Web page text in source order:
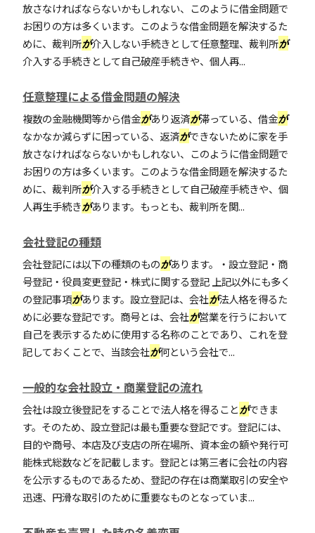
放さなければならないかもしれない、このように借金問題で
お困りの方は多くいます。このような借金問題を解決するた
めに、裁判所が介入しない手続きとして任意整理、裁判所が
介入する手続きとして自己破産手続きや、個人再...
任意整理による借金問題の解決
複数の金融機関等から借金があり返済が滞っている、借金が
なかなか減らずに困っている、返済ができないために家を手
放さなければならないかもしれない、このように借金問題で
お困りの方は多くいます。このような借金問題を解決するた
めに、裁判所が介入する手続きとして自己破産手続きや、個
人再生手続きがあります。もっとも、裁判所を関...
会社登記の種類
会社登記には以下の種類のものがあります。・設立登記・商
号登記・役員変更登記・株式に関する登記 上記以外にも多く
の登記事項があります。設立登記は、会社が法人格を得るた
めに必要な登記です。商号とは、会社が営業を行うにおいて
自己を表示するために使用する名称のことであり、これを登
記しておくことで、当該会社が何という会社で...
一般的な会社設立・商業登記の流れ
会社は設立後登記をすることで法人格を得ることができま
す。そのため、設立登記は最も重要な登記です。登記には、
目的や商号、本店及び支店の所在場所、資本金の額や発行可
能株式総数などを記載します。登記とは第三者に会社の内容
を公示するものであるため、登記の存在は商業取引の安全や
迅速、円滑な取引のために重要なものとなっていま...